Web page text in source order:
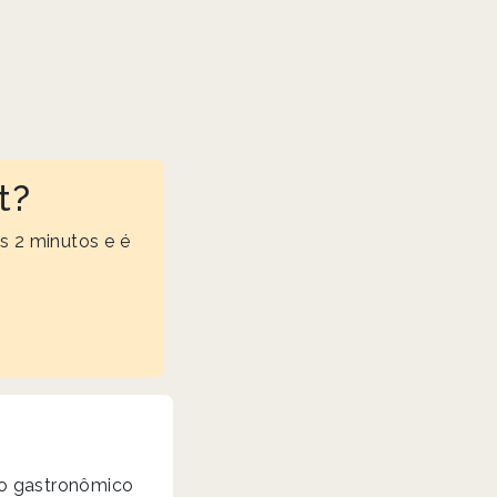
2 minutos e é
gastronômico